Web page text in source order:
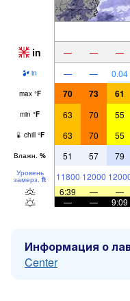
in — — —
in — — 0.04
max °F 70 73 61
min °F 63 70 55
chill °F 63 70 55
Влажн. % 51 57 79
Уровень
замерз. ft 11800 12000
6:39
— —
—
— 9:09
Информация о
Center